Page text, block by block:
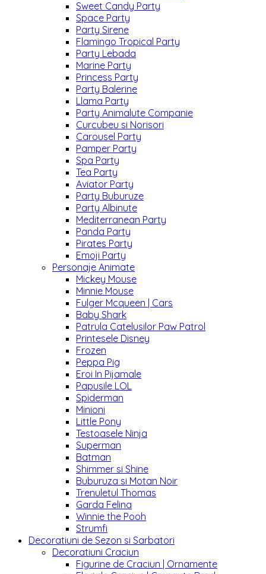
Sweet Candy Party
Space Party
Party Sirene
Flamingo Tropical Party
Party Lebada
Marine Party
Princess Party
Party Balerine
Llama Party
Party Animalute Companie
Curcubeu si Norisori
Carousel Party
Pamper Party
Spa Party
Tea Party
Aviator Party
Party Buburuze
Party Albinute
Mediterranean Party
Panda Party
Pirates Party
Emoji Party
Personaje Animate
Mickey Mouse
Minnie Mouse
Fulger Mcqueen | Cars
Baby Shark
Patrula Catelusilor Paw Patrol
Printesele Disney
Frozen
Peppa Pig
Eroi In Pijamale
Papusile LOL
Spiderman
Minioni
Little Pony
Testoasele Ninja
Superman
Batman
Shimmer si Shine
Buburuza si Motan Noir
Trenuletul Thomas
Garda Felina
Winnie the Pooh
Strumfi
Decoratiuni de Sezon si Sarbatori
Decoratiuni Craciun
Figurine de Craciun | Ornamente